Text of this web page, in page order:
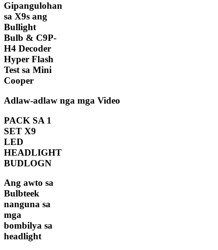
Gipangulohan
sa X9s ang
Bullight
Bulb & C9P-
H4 Decoder
Hyper Flash
Test sa Mini
Cooper
Adlaw-adlaw nga mga Video
PACK SA 1
SET X9
LED
HEADLIGHT
BUDLOGN
Ang awto sa
Bulbteek
nanguna sa
mga
bombilya sa
headlight